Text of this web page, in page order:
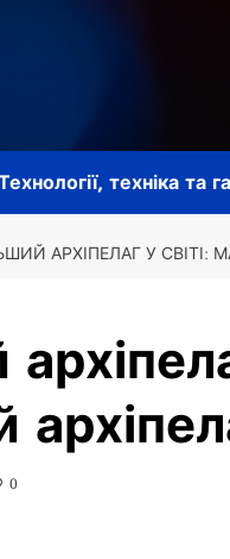
техніка та
АРХІПЕЛАГ У СВІТІ:
0